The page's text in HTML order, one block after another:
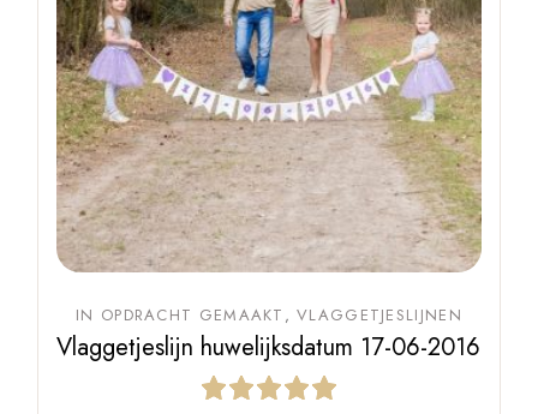
IN OPDRACHT GEMAAKT VLAGGETJESLIJNEN
Vlaggetjeslijn huwelijksdatum 17-06-2016